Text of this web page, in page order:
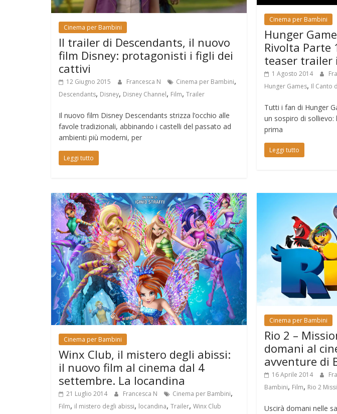
Cinema per Bambini
Il trailer di Descendants, il nuovo
film Disney: protagonisti i figli dei
cattivi
12 Giugno 2015 Francesca N Cinema per Bambini,
Descendants, Disney, Disney Channel, Film, Trailer
Il nuovo film Disney Descendants strizza l’occhio alle
favole tradizionali, abbinando i castelli del passato ad
ambienti più moderni, per
Leggi tutto
Cinema per Bambini
Hunger
Rivolta Parte
teaser trailer
1 Agosto 2014
Hunger Games, Il Canto
Tutti i fan di Hunger
un sospiro di sollievo:
prima
Leggi tutto
Cinema per Bambini
Winx Club, il mistero degli abissi:
il nuovo film al cinema dal 4
settembre. La locandina
21 Luglio 2014 Francesca N Cinema per Bambini,
Film, il mistero degli abissi, locandina, Trailer, Winx Club
Cinema per Bambini
Rio 2 –
domani al
avventure di
16 Aprile 2014
Bambini, Film, Rio 2
Uscirà domani nelle